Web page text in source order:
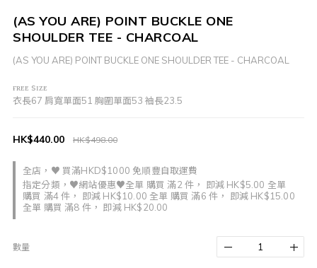
(AS YOU ARE) POINT BUCKLE ONE
SHOULDER TEE - CHARCOAL
(AS YOU ARE) POINT BUCKLE ONE SHOULDER TEE - CHARCOAL
ғʀᴇᴇ sɪᴢᴇ
衣長67 肩寬單面51 胸圍單面53 袖長23.5
全店，♥ 買滿HKD$1000 免順豐自取運費
指定分類，♥網站優惠♥全單 購買 滿2 件， 即減 HK$5.00 全單
購買 滿4 件， 即減 HK$10.00 全單 購買 滿6 件， 即減 HK$15.00
全單 購買 滿8 件， 即減 HK$20.00
HK$498.00
HK$440.00
數量